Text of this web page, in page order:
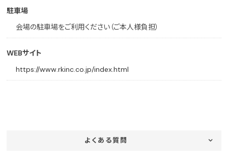
駐車場
会場の駐車場をご利用ください（ご本人様負担）
WEBサイト
https://www.rkinc.co.jp/index.html
よくある質問